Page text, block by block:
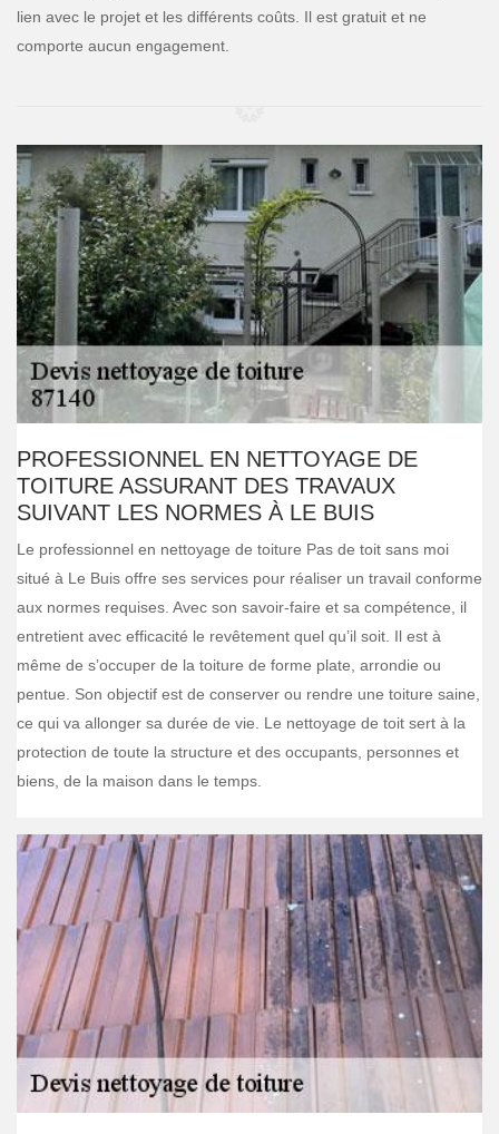
lien avec le projet et les différents coûts. Il est gratuit et ne
comporte aucun engagement.
PROFESSIONNEL EN NETTOYAGE DE
TOITURE ASSURANT DES TRAVAUX
SUIVANT LES NORMES À LE BUIS
Le professionnel en nettoyage de toiture Pas de toit sans moi
situé à Le Buis offre ses services pour réaliser un travail conforme
aux normes requises. Avec son savoir-faire et sa compétence, il
entretient avec efficacité le revêtement quel qu’il soit. Il est à
même de s’occuper de la toiture de forme plate, arrondie ou
pentue. Son objectif est de conserver ou rendre une toiture saine,
ce qui va allonger sa durée de vie. Le nettoyage de toit sert à la
protection de toute la structure et des occupants, personnes et
biens, de la maison dans le temps.